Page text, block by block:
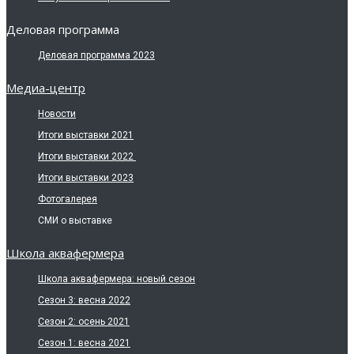
Деловая программа
Деловая программа 2023
Медиа-центр
Новости
Итоги выставки 2021
Итоги выставки 2022
Итоги выставки 2023
Фотогалерея
СМИ о выставке
Школа аквафермера
Школа аквафермера: новый сезон
Сезон 3: весна 2022
Сезон 2: осень 2021
Сезон 1: весна 2021